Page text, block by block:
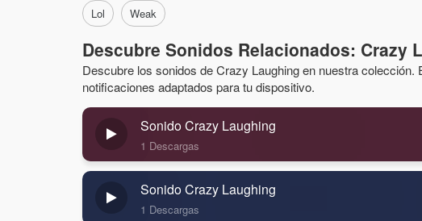
Lol Weak
Descubre Sonidos Relacionados: Crazy
Descubre los sonidos de Crazy Laughing en nuestra colección.
notificaciones adaptados para tu dispositivo.
Sonido Crazy Laughing
1 Descargas
Sonido Crazy Laughing
1 Descargas